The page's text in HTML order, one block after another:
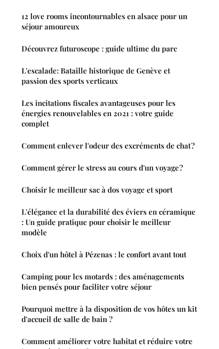
12 love rooms incontournables en alsace pour un
séjour amoureux
Découvrez futuroscope : guide ultime du parc
L'escalade: Bataille historique de Genève et
passion des sports verticaux
Les incitations fiscales avantageuses pour les
énergies renouvelables en 2021 : votre guide
complet
Comment enlever l'odeur des excréments de chat ?
Comment gérer le stress au cours d'un voyage ?
Choisir le meilleur sac à dos voyage et sport
L'élégance et la durabilité des éviers en céramique
: Un guide pratique pour choisir le meilleur
modèle
Choix d'un hôtel à Pézenas : le confort avant tout
Camping pour les motards : des aménagements
bien pensés pour faciliter votre séjour
Pourquoi mettre à la disposition de vos hôtes un kit
d'accueil de salle de bain ?
Comment améliorer votre habitat et réduire votre